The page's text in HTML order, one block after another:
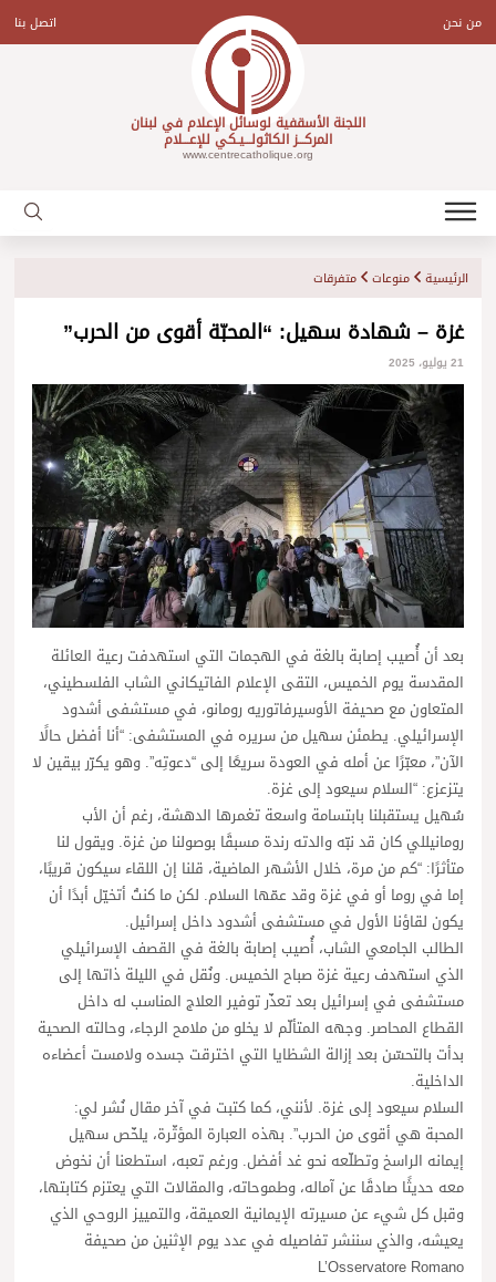
contentمن نحن اتصل بنا
اللجنة الأسقفية لوسائل الإعلام في لبنان
المركـــز الكاثولـــيـكي للإعـــلام
www.centrecatholique.org
الرئيسية منوعات متفرقات
غزة – شهادة سهيل: “المحبّة أقوى من الحرب”
21 يوليو، 2025
بعد أن أُصيب إصابة بالغة في الهجمات التي استهدفت رعية العائلة
المقدسة يوم الخميس، التقى الإعلام الفاتيكاني الشاب الفلسطيني،
المتعاون مع صحيفة الأوسيرفاتوريه رومانو، في مستشفى أشدود
الإسرائيلي. يطمئن سهيل من سريره في المستشفى: “أنا أفضل حالًا
الآن”، معبّرًا عن أمله في العودة سريعًا إلى “دعوتِه”. وهو يكرّر بيقين لا
يتزعزع: “السلام سيعود إلى غزة.
سُهيل يستقبلنا بابتسامة واسعة تغمرها الدهشة، رغم أن الأب
رومانيللي كان قد نبّه والدته رندة مسبقًا بوصولنا من غزة. ويقول لنا
متأثرًا: “كم من مرة، خلال الأشهر الماضية، قلنا إن اللقاء سيكون قريبًا،
إما في روما أو في غزة وقد عمّها السلام. لكن ما كنتُ أتخيّل أبدًا أن
يكون لقاؤنا الأول في مستشفى أشدود داخل إسرائيل.
الطالب الجامعي الشاب، أُصيب إصابة بالغة في القصف الإسرائيلي
الذي استهدف رعية غزة صباح الخميس. ونُقل في الليلة ذاتها إلى
مستشفى في إسرائيل بعد تعذّر توفير العلاج المناسب له داخل
القطاع المحاصر. وجهه المتألّم لا يخلو من ملامح الرجاء، وحالته الصحية
بدأت بالتحسّن بعد إزالة الشظايا التي اخترقت جسده ولامست أعضاءه
الداخلية.
السلام سيعود إلى غزة. لأنني، كما كتبت في آخر مقال نُشر لي:
المحبة هي أقوى من الحرب”. بهذه العبارة المؤثّرة، يلخّص سهيل
إيمانه الراسخ وتطلّعه نحو غد أفضل. ورغم تعبه، استطعنا أن نخوض
معه حديثًا صادقًا عن آماله، وطموحاته، والمقالات التي يعتزم كتابتها،
وقبل كل شيء عن مسيرته الإيمانية العميقة، والتمييز الروحي الذي
يعيشه، والذي سننشر تفاصيله في عدد يوم الإثنين من صحيفة
L’Osservatore Romano